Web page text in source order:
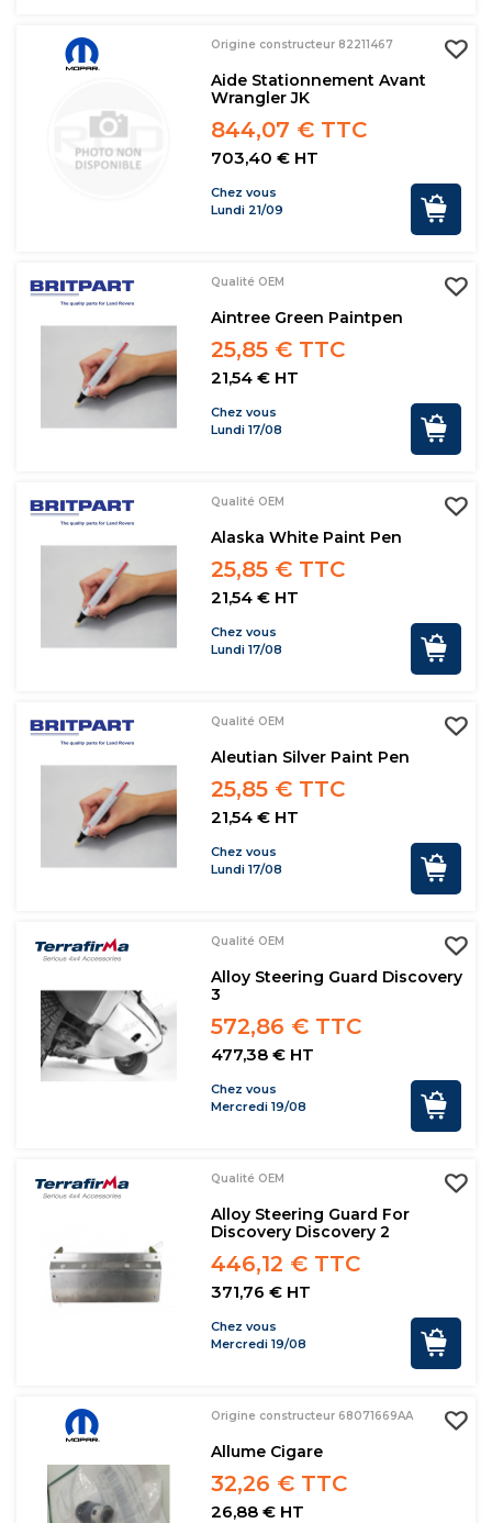
Origine constructeur 82211467
Aide Stationnement Avant
Wrangler JK
844,07 € TTC
703,40 € HT
Chez vous
Lundi 21/09
Qualité OEM
Aintree Green Paintpen
25,85 € TTC
21,54 € HT
Chez vous
Lundi 17/08
Qualité OEM
Alaska White Paint Pen
25,85 € TTC
21,54 € HT
Chez vous
Lundi 17/08
Qualité OEM
Aleutian Silver Paint Pen
25,85 € TTC
21,54 € HT
Chez vous
Lundi 17/08
Qualité OEM
Alloy Steering Guard Discovery
3
572,86 € TTC
477,38 € HT
Chez vous
Mercredi 19/08
Qualité OEM
Alloy Steering Guard For
Discovery Discovery 2
446,12 € TTC
371,76 € HT
Chez vous
Mercredi 19/08
Origine constructeur 68071669AA
Allume Cigare
32,26 € TTC
26,88 € HT